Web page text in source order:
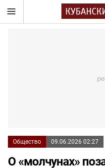
Общество 09.06.2026 02:27
О «молчунах»